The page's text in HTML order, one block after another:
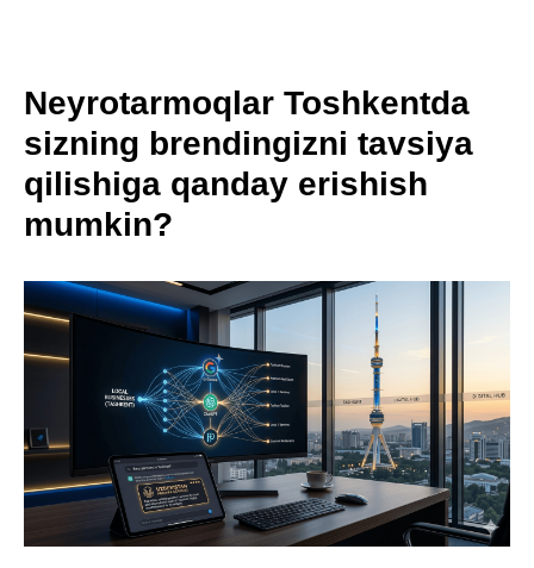
Neyrotarmoqlar Toshkentda
sizning brendingizni tavsiya
qilishiga qanday erishish
mumkin?